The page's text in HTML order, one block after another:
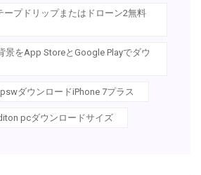
ープドリップまたはドローン2無料
景をApp StoreとGoogle Playでダウ
ダウンロードiPhone 7プラス
pcダウンロードサイズ